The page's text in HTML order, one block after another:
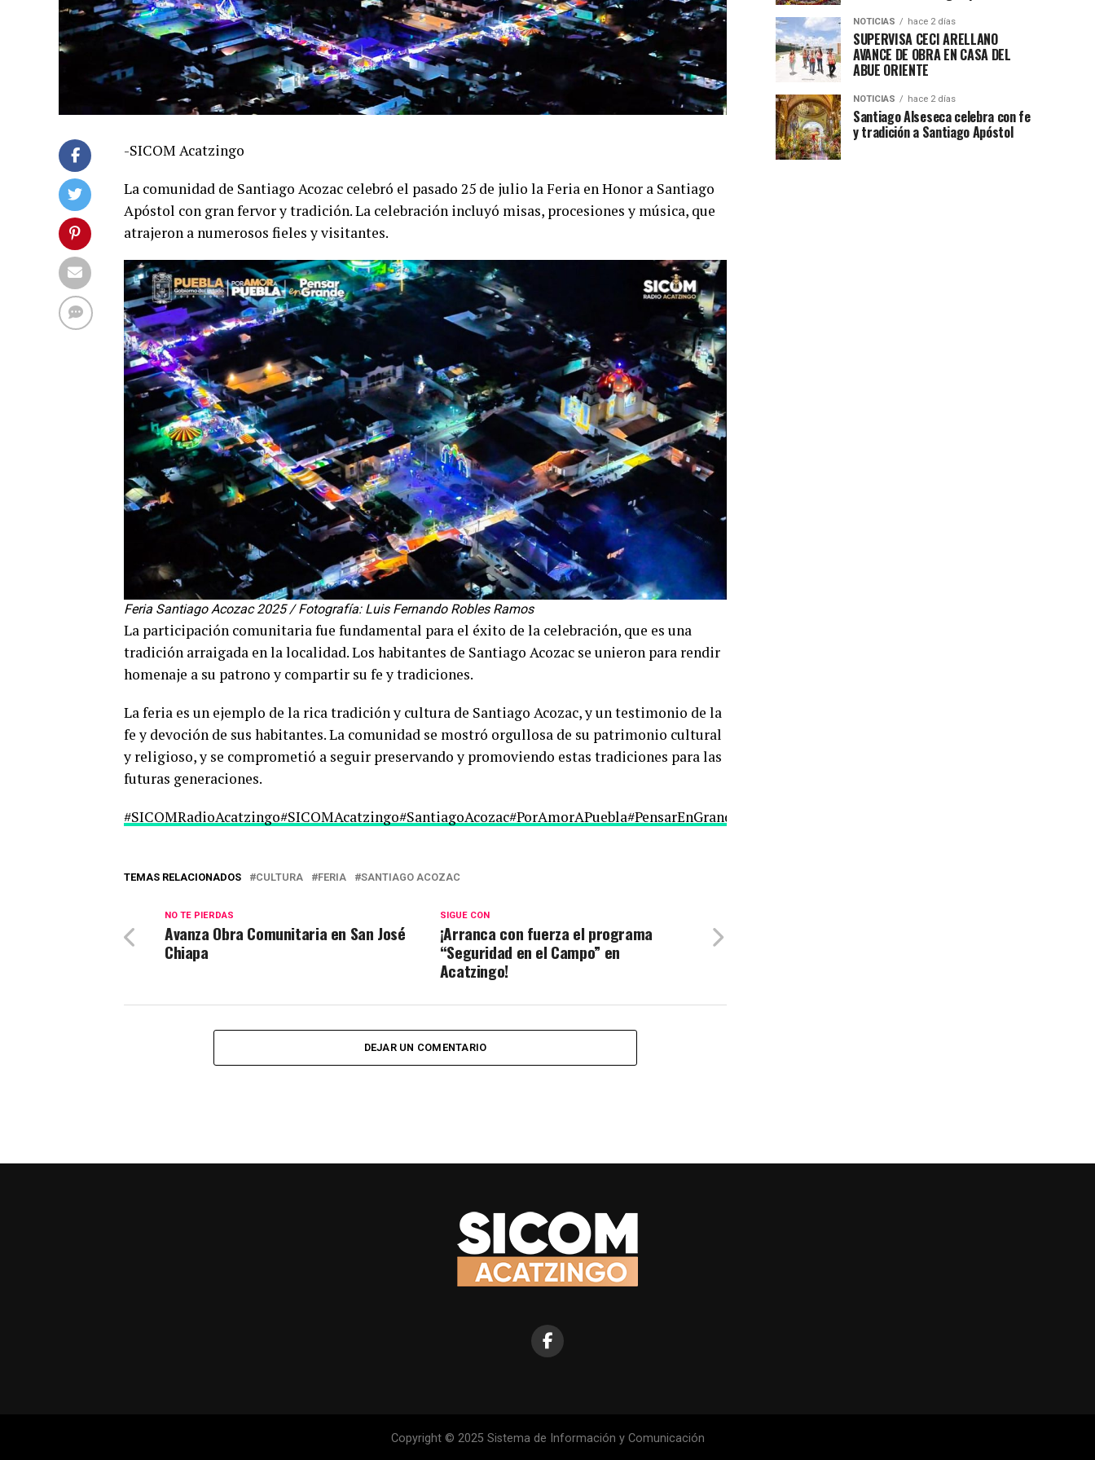
-SICOM Acatzingo
La comunidad de Santiago Acozac celebró el pasado 25 de julio la Feria en Honor a Santiago
Apóstol con gran fervor y tradición. La celebración incluyó misas, procesiones y música, que
atrajeron a numerosos fieles y visitantes.
Feria Santiago Acozac 2025 / Fotografía: Luis Fernando Robles Ramos
La participación comunitaria fue fundamental para el éxito de la celebración, que es una
tradición arraigada en la localidad. Los habitantes de Santiago Acozac se unieron para rendir
homenaje a su patrono y compartir su fe y tradiciones.
La feria es un ejemplo de la rica tradición y cultura de Santiago Acozac, y un testimonio de la
fe y devoción de sus habitantes. La comunidad se mostró orgullosa de su patrimonio cultural
y religioso, y se comprometió a seguir preservando y promoviendo estas tradiciones para las
futuras generaciones.
#SICOMRadioAcatzingo#SICOMAcatzingo#SantiagoAcozac#PorAmorAPuebla#PensarEnGrande
TEMAS RELACIONADOS CULTURA FERIA SANTIAGO ACOZAC
SIGUE CON
¡Arranca con fuerza el programa
“Seguridad en el Campo” en
Acatzingo!
NO TE PIERDAS
Avanza Obra Comunitaria en San José
Chiapa
DEJAR UN COMENTARIO
NOTICIAS hace 2 días
SUPERVISA CECI ARELLANO
AVANCE DE OBRA EN CASA DEL
ABUE ORIENTE
NOTICIAS hace 2 días
Santiago Alseseca celebra con fe
y tradición a Santiago Apóstol
Copyright © 2025 Sistema de Información y Comunicación